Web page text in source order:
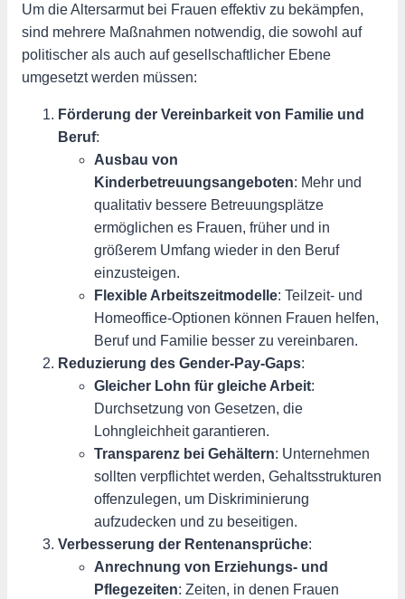
Um die Altersarmut bei Frauen effektiv zu bekämpfen,
sind mehrere Maßnahmen notwendig, die sowohl auf
politischer als auch auf gesellschaftlicher Ebene
umgesetzt werden müssen:
Förderung der Vereinbarkeit von Familie und
Beruf:
Ausbau von
Kinderbetreuungsangeboten: Mehr und
qualitativ bessere Betreuungsplätze
ermöglichen es Frauen, früher und in
größerem Umfang wieder in den Beruf
einzusteigen.
Flexible Arbeitszeitmodelle: Teilzeit- und
Homeoffice-Optionen können Frauen helfen,
Beruf und Familie besser zu vereinbaren.
Reduzierung des Gender-Pay-Gaps:
Gleicher Lohn für gleiche Arbeit:
Durchsetzung von Gesetzen, die
Lohngleichheit garantieren.
Transparenz bei Gehältern: Unternehmen
sollten verpflichtet werden, Gehaltsstrukturen
offenzulegen, um Diskriminierung
aufzudecken und zu beseitigen.
Verbesserung der Rentenansprüche:
Anrechnung von Erziehungs- und
Pflegezeiten: Zeiten, in denen Frauen